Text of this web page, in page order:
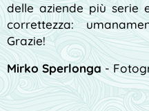
delle aziende più serie
correttezza:
Grazie!
Mirko Sperlonga-